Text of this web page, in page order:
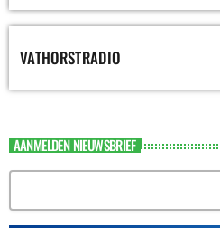
VATHORSTRADIO
AANMELDEN NIEUWSBRIEF